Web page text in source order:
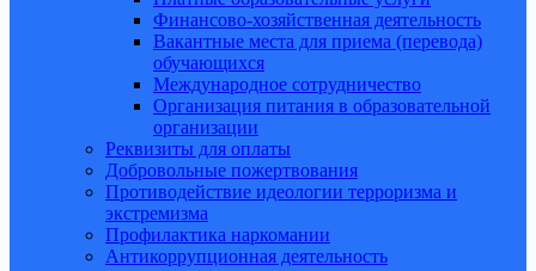
Финансово-хозяйственная деятельность
Вакантные места для приема (перевода)
обучающихся
Международное сотрудничество
Организация питания в образовательной
организации
Реквизиты для оплаты
Добровольные пожертвования
Противодействие идеологии терроризма и
экстремизма
Профилактика наркомании
Антикоррупционная деятельность